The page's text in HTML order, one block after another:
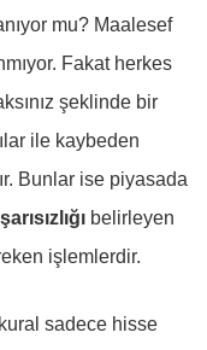
mu? Maalesef
Fakat herkes
şeklinde bir
ile kaybeden
Bunlar ise piyasada
belirleyen
işlemlerdir.
kural sadece hisse